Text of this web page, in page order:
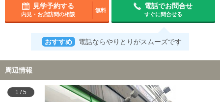
見学予約する
内見・お店訪問の相談
無料
電話でお問合せ
すぐに問合せる
おすすめ 電話ならやりとりがスムーズです
周辺情報
1 /5